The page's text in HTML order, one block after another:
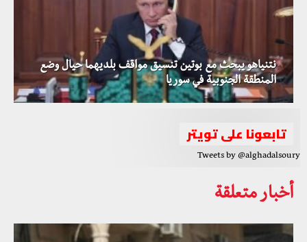
نتنياهو يبحث مع بوتين تنسيق مواقف بلديهما حيال وضع
المنطقة الجنوبية في سوريا
تابعونا على تويتر
Tweets by @alghadalsoury
أخبار متعلقة